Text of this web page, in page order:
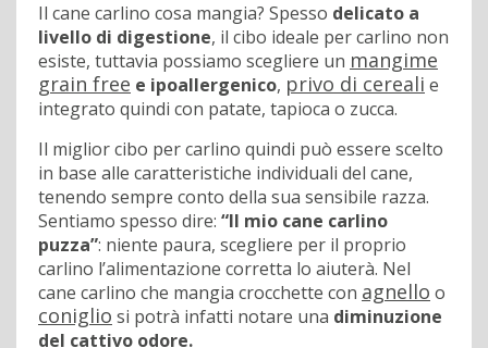
Il cane carlino cosa mangia? Spesso delicato a
livello di digestione, il cibo ideale per carlino non
esiste, tuttavia possiamo scegliere un mangime
grain free e ipoallergenico, privo di cereali e
integrato quindi con patate, tapioca o zucca.
Il miglior cibo per carlino quindi può essere scelto
in base alle caratteristiche individuali del cane,
tenendo sempre conto della sua sensibile razza.
Sentiamo spesso dire: “Il mio cane carlino
puzza”: niente paura, scegliere per il proprio
carlino l’alimentazione corretta lo aiuterà. Nel
cane carlino che mangia crocchette con agnello o
coniglio si potrà infatti notare una diminuzione
del cattivo odore.